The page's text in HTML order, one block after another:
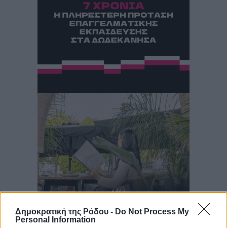
Δημοκρατική της Ρόδου - Do Not Process My
Personal Information